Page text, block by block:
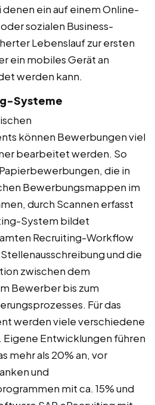
ein auf einem Online-
sozialen Business-
Lebenslauf zur ersten
ein mobiles Gerät an
werden kann.
Systeme
können Bewerbungen viel
bearbeitet werden. So
die in
Bewerbungsmappen im
durch Scannen erfasst
System bildet
Recruiting-Workflow
und die
zwischen dem
Bewerber bis zum
Für das
werden viele verschiedene
Entwicklungen führen
mehr als 20% an, vor
und
mit ca. 15% und